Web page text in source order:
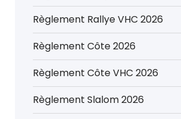
Règlement Rallye VHC 2026
Règlement Côte 2026
Règlement Côte VHC 2026
Règlement Slalom 2026